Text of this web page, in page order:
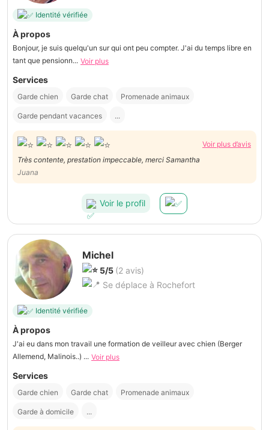
Identité vérifiée
À propos
Bonjour, je suis quelqu'un sur qui ont peu compter. J'ai du temps libre en
tant que pensionn... Voir plus
Services
Garde chien Garde chat Promenade animaux
Garde pendant vacances ...
Voir plus d’avis
Très contente, prestation impeccable, merci Samantha
Juana
Voir le profil
Michel
5/5 (2 avis)
Se déplace à Rochefort
Identité vérifiée
À propos
J'ai eu dans mon travail une formation de veilleur avec chien (Berger
Allemend, Malinois..) ... Voir plus
Services
Garde chien Garde chat Promenade animaux
Garde à domicile ...